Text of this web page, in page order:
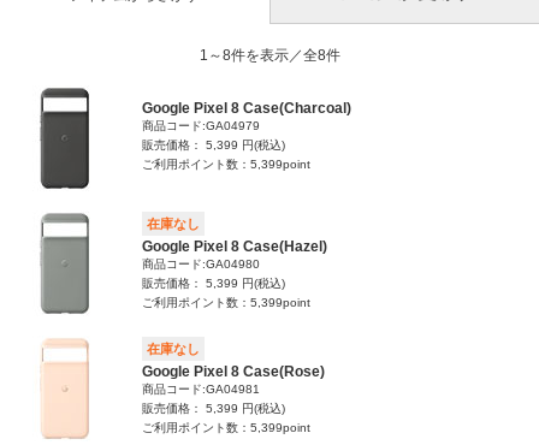
1～8件を表示／全8件
Google Pixel 8 Case(Charcoal)
商品コード:GA04979
販売価格： 5,399 円(税込)
ご利用ポイント数：5,399point
在庫なし
Google Pixel 8 Case(Hazel)
商品コード:GA04980
販売価格： 5,399 円(税込)
ご利用ポイント数：5,399point
在庫なし
Google Pixel 8 Case(Rose)
商品コード:GA04981
販売価格： 5,399 円(税込)
ご利用ポイント数：5,399point